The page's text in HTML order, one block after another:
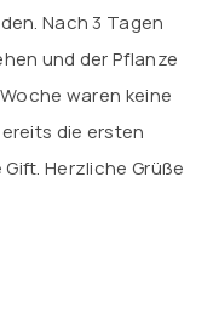
Nach 3 Tagen
und der Pflanze
waren keine
die ersten
Herzliche Grüße